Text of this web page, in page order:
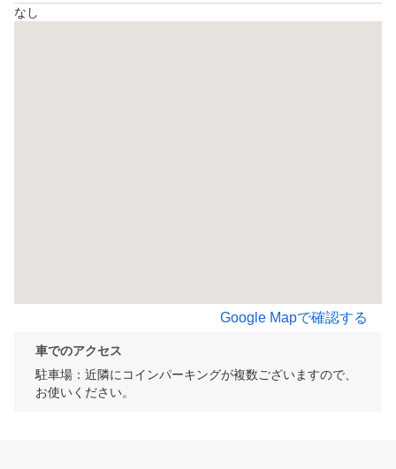
なし
Google Mapで確認する
車でのアクセス
駐車場：近隣にコインパーキングが複数ございますので、
お使いください。